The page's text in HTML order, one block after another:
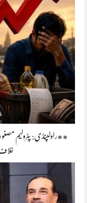
**راولپنڈی: پٹرولیم